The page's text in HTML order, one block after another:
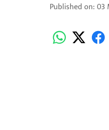
Published on:03